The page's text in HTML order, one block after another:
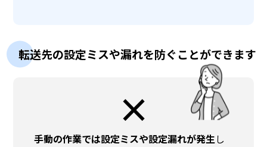
転送先の設定ミスや漏れを防ぐことができます
×
手動の作業では設定ミスや設定漏れが発生し